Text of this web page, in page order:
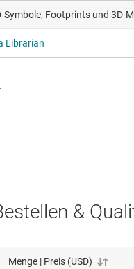
Symbole, Footprints und 3D-
Librarian
&